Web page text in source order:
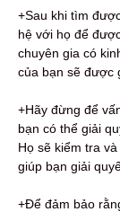
+Sau khi tìm
hệ với họ để
chuyên gia có
của bạn sẽ được
+Hãy đừng để
bạn có thể giải
Họ sẽ kiểm tra
giúp bạn giải
+Để đảm bảo